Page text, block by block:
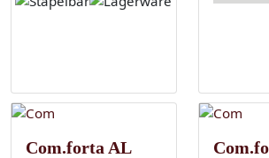
Com.forta AL